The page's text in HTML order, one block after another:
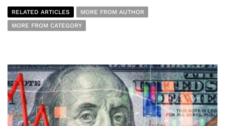
RELATED ARTICLES
MORE FROM AUTHOR
MORE FROM CATEGORY